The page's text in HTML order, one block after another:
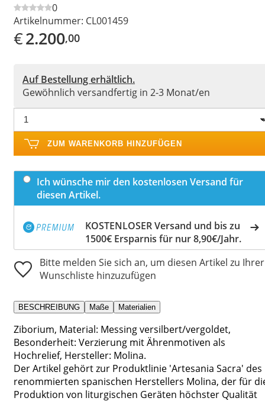
0
Artikelnummer: CL001459
€2.200,00
Auf Bestellung erhältlich.
Gewöhnlich versandfertig in 2-3 Monat/en
ZUM WARENKORB HINZUFÜGEN
Ich wünsche mir den kostenlosen Versand für
diesen Artikel.
KOSTENLOSER Versand und bis zu
1500€ Ersparnis für nur 8,90€/Jahr.
Bitte melden Sie sich an, um diesen Artikel zu Ihrer
Wunschliste hinzuzufügen
BESCHREIBUNG Maße Materialien
Ziborium, Material: Messing versilbert/vergoldet,
Besonderheit: Verzierung mit Ährenmotiven als
Hochrelief, Hersteller: Molina.
Der Artikel gehört zur Produktlinie 'Artesania Sacra' des
renommierten spanischen Herstellers Molina, der für
Produktion von liturgischen Geräten höchster Qualität